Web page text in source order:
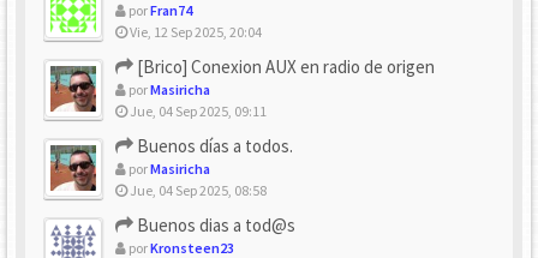
porFran74
Vie, 12 Sep 2025, 20:04
[Brico] Conexion AUX en radio de origen
porMasiricha
Jue, 04 Sep 2025, 09:11
Buenos días a todos.
porMasiricha
Jue, 04 Sep 2025, 08:58
Buenos dias a tod@s
porKronsteen23